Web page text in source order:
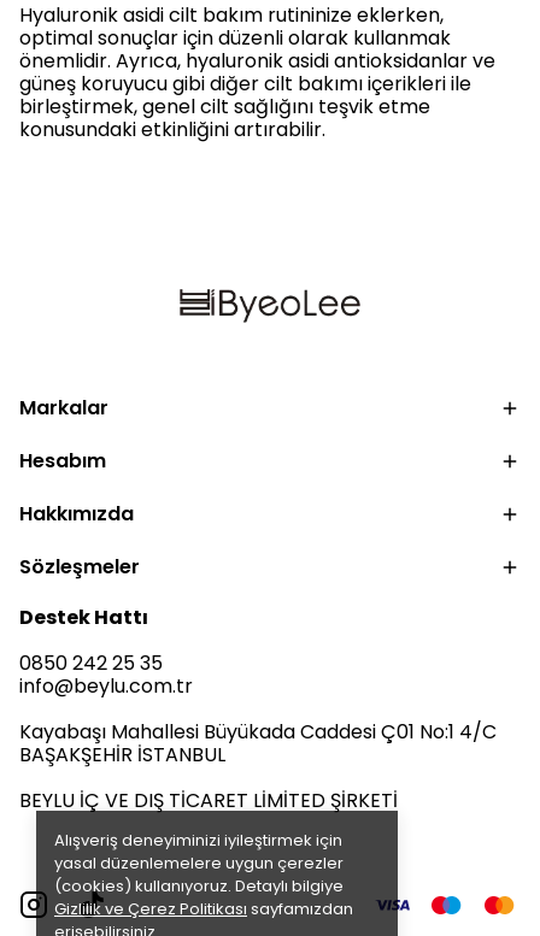
Alışveriş deneyiminizi iyileştirmek için
yasal düzenlemelere uygun çerezler
(cookies) kullanıyoruz. Detaylı bilgiye
Gizlilik ve Çerez Politikası sayfamızdan
Hyaluronik asidi cilt bakım rutininize eklerken,
optimal sonuçlar için düzenli olarak kullanmak
önemlidir. Ayrıca, hyaluronik asidi antioksidanlar ve
güneş koruyucu gibi diğer cilt bakımı içerikleri ile
birleştirmek, genel cilt sağlığını teşvik etme
konusundaki etkinliğini artırabilir.
Markalar
Hesabım
Hakkımızda
Sözleşmeler
Destek Hattı
0850 242 25 35
info@beylu.com.tr
Kayabaşı Mahallesi Büyükada Caddesi Ç01 No:1 4/C
BAŞAKŞEHİR İSTANBUL
BEYLU İÇ VE DIŞ TİCARET LİMİTED ŞİRKETİ